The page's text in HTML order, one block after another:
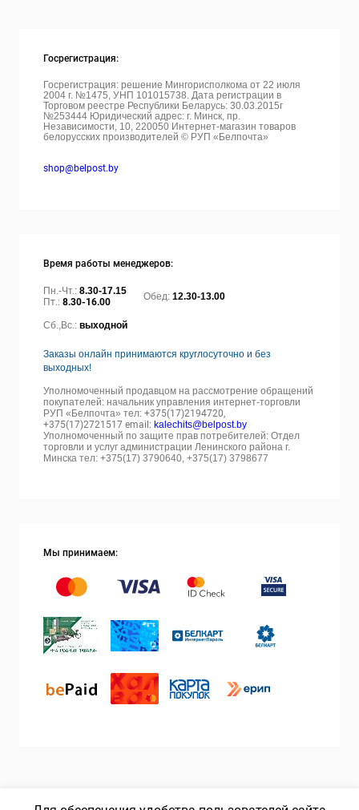
Госрегистрация:
Госрегистрация: решение Мингорисполкома от 22 июля
2004 г. №1475, УНП 101015738. Дата регистрации в
Торговом реестре Республики Беларусь: 30.03.2015г
№253444 Юридический адрес: г. Минск, пр.
Независимости, 10, 220050 Интернет-магазин товаров
белорусских производителей © РУП «Белпочта»
shop@belpost.by
Время работы менеджеров:
Пн.-Чт.: 8.30-17.15
Пт.: 8.30-16.00 Обед: 12.30-13.00
Сб.,Вс.: выходной
Заказы онлайн принимаются круглосуточно и без
выходных!
Уполномоченный продавцом на рассмотрение обращений
покупателей: начальник управления интернет-торговли
РУП «Белпочта» тел: +375(17)2194720,
+375(17)2721517 email: kalechits@belpost.by
Уполномоченный по защите прав потребителей: Отдел
торговли и услуг администрации Ленинского района г.
Минска тел: +375(17) 3790640, +375(17) 3798677
Мы принимаем: